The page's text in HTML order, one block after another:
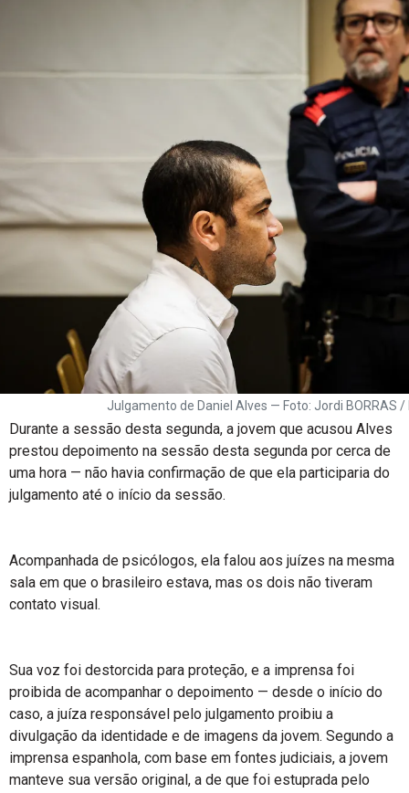
Julgamento de Daniel Alves — Foto: Jordi BORRAS /
Durante a sessão desta segunda, a jovem que acusou Alves
prestou depoimento na sessão desta segunda por cerca de
uma hora — não havia confirmação de que ela participaria do
julgamento até o início da sessão.
Acompanhada de psicólogos, ela falou aos juízes na mesma
sala em que o brasileiro estava, mas os dois não tiveram
contato visual.
Sua voz foi destorcida para proteção, e a imprensa foi
proibida de acompanhar o depoimento — desde o início do
caso, a juíza responsável pelo julgamento proibiu a
divulgação da identidade e de imagens da jovem. Segundo a
imprensa espanhola, com base em fontes judiciais, a jovem
manteve sua versão original, a de que foi estuprada pelo